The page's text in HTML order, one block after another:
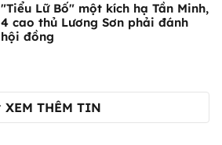
"Tiểu Lữ Bố" một kích hạ Tần Minh,
4 cao thủ Lương Sơn phải đánh
hội đồng
XEM THÊM TIN